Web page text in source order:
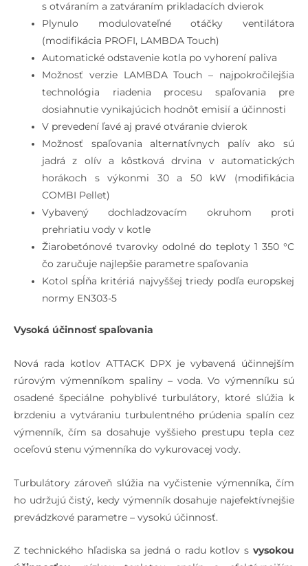
s otváraním a zatváraním prikladacích dvierok
Plynulo modulovateľné otáčky ventilátora
(modifikácia PROFI, LAMBDA Touch)
Automatické odstavenie kotla po vyhorení paliva
Možnosť verzie LAMBDA Touch – najpokročilejšia
technológia riadenia procesu spaľovania pre
dosiahnutie vynikajúcich hodnôt emisií a účinnosti
V prevedení ľavé aj pravé otváranie dvierok
Možnosť spaľovania alternatívnych palív ako sú
jadrá z olív a kôstková drvina v automatických
horákoch s výkonmi 30 a 50 kW (modifikácia
COMBI Pellet)
Vybavený dochladzovacím okruhom proti
prehriatiu vody v kotle
Žiarobetónové tvarovky odolné do teploty 1 350 °C
čo zaručuje najlepšie parametre spaľovania
Kotol spĺňa kritériá najvyššej triedy podľa europskej
normy EN303-5
Vysoká účinnosť spaľovania
Nová rada kotlov ATTACK DPX je vybavená účinnejším
rúrovým výmenníkom spaliny – voda. Vo výmenníku sú
osadené špeciálne pohyblivé turbulátory, ktoré slúžia k
brzdeniu a vytváraniu turbulentného prúdenia spalín cez
výmenník, čím sa dosahuje vyššieho prestupu tepla cez
oceľovú stenu výmenníka do vykurovacej vody.
Turbulátory zároveň slúžia na vyčistenie výmenníka, čím
ho udržujú čistý, kedy výmenník dosahuje najefektívnejšie
prevádzkové parametre – vysokú účinnosť.
Z technického hľadiska sa jedná o radu kotlov s vysokou